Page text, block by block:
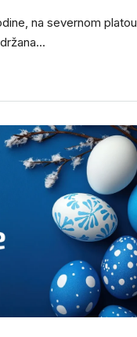
na severnom platou